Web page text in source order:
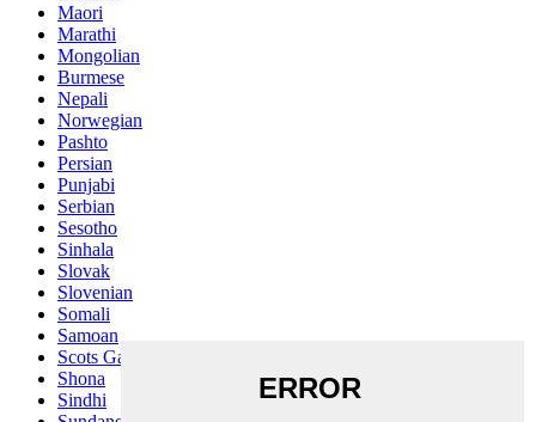
Maori
Marathi
Mongolian
Burmese
Nepali
Norwegian
Pashto
Persian
Punjabi
Serbian
Sesotho
Sinhala
Slovak
Slovenian
Somali
Samoan
Scots Gaelic
Shona
Sindhi